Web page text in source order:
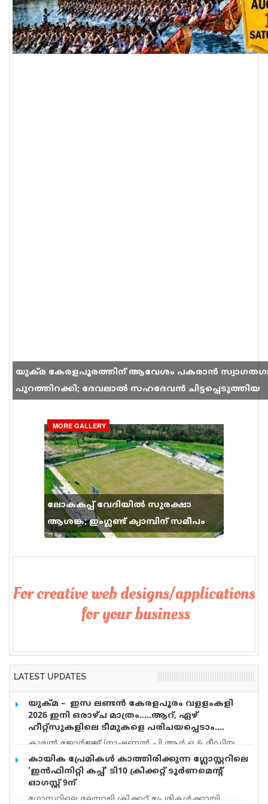
യുക്മ കേരളപൂരത്തിന് ആവേശം പകരാൻ
പുറത്തിറക്കി; ദേവലാൽ സഹദേവൻ ചിട്ടപ്പെടുത്തിയ
MORE GALLERY
ലോകകപ്പ് വേദിയിൽ സുരക്ഷാ
ആശങ്ക; ഇംഗ്ലണ്ട് ക്യാമ്പിന് സമീപം
വെടിവെപ്പ്, 9 പേർക്ക് പരിക്ക്
LATEST UPDATES
യുക്മ – ഇസ ലണ്ടൻ കേരളപൂരം വളളംകളി
2026 ഇനി ഒരാഴ്ച മാത്രം…..ആറ്, ഏഴ്
ഹീറ്റ്സുകളിലെ ടീമുകളെ പരിചയപ്പെടാം….
കുര്യൻ ജോർജ്ജ് (നാഷണൽ പി.ആർ.ഒ & മീഡിയ
കോർഡിനേറ്റർ) യുക്മ – ഇസ ലണ്ടൻ കേരളപൂരം
വളളംകളി 2026 ഓഗസ്റ്റ് 15 ന് റോഥർഹാമിലെ
മാൻവേഴ്സ് തടാകത്തിൽ അരങ്ങേറുവാൻ
ദിവസങ്ങൾ അടുത്ത് വരവെ അതിൻ്റെ ആവേശം
കായിക പ്രേമികള്‍ കാത്തിരിക്കുന്ന ഗ്ലോസ്റ്ററിലെ
‘ഇന്‍ഫിനിറ്റി കപ്പ്’ ടി10 ക്രിക്കറ്റ് ടൂര്‍ണമെന്റ്
ഓഗസ്റ്റ് 9ന്
ഗ്ലോസ്റ്ററിലെ മലയാളി ക്രിക്കറ്റ് പ്രേമികള്‍ക്കായി